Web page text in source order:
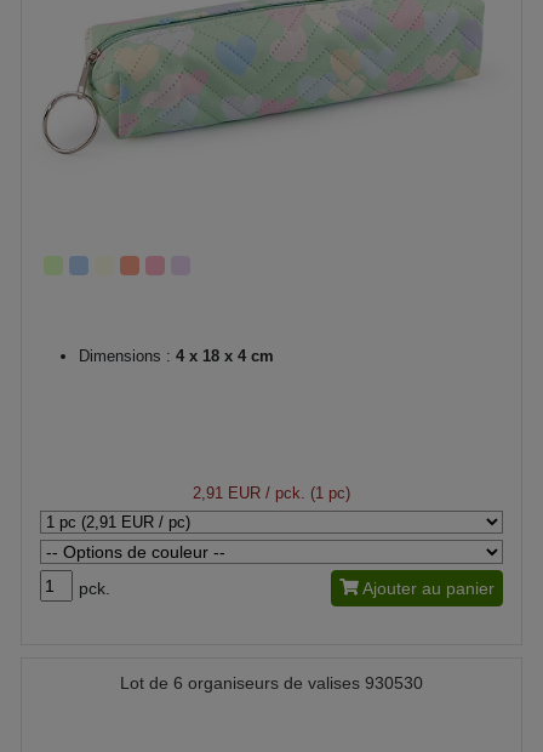
Dimensions : 4 x 18 x 4 cm
2,91 EUR / pck. (1 pc)
pck. Ajouter au panier
Lot de 6 organiseurs de valises 930530